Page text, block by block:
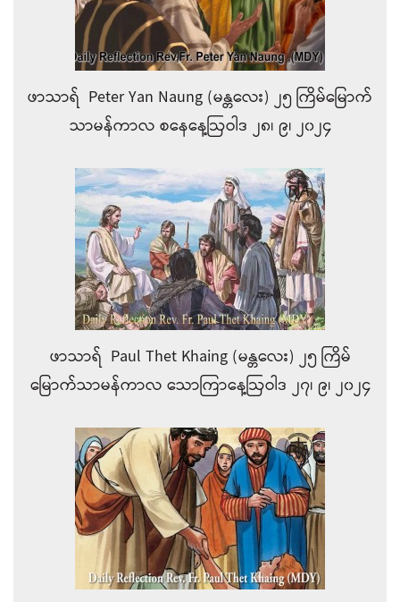
ဖာသာရ် Peter Yan Naung (မန္တလေး) ၂၅ ကြိမ်မြောက်
သာမန်ကာလ စနေနေ့ဩဝါဒ ၂၈၊ ၉၊ ၂၀၂၄
ဖာသာရ် Paul Thet Khaing (မန္တလေး) ၂၅ ကြိမ်
မြောက်သာမန်ကာလ သောကြာနေ့ဩဝါဒ ၂၇၊ ၉၊ ၂၀၂၄